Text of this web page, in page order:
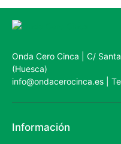
Onda Cero Cinca | C/
(Huesca)
info@ondacerocinca.es |
Información